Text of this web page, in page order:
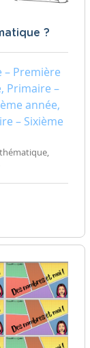
?
– Première
Primaire –
année,
– Sixième